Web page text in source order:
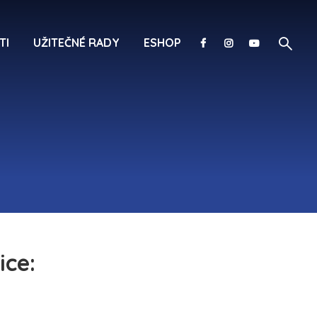
UŽITEČNÉ RADY ESHOP